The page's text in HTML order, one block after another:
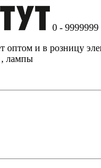
0 - 9999999
и в розницу
, лампы